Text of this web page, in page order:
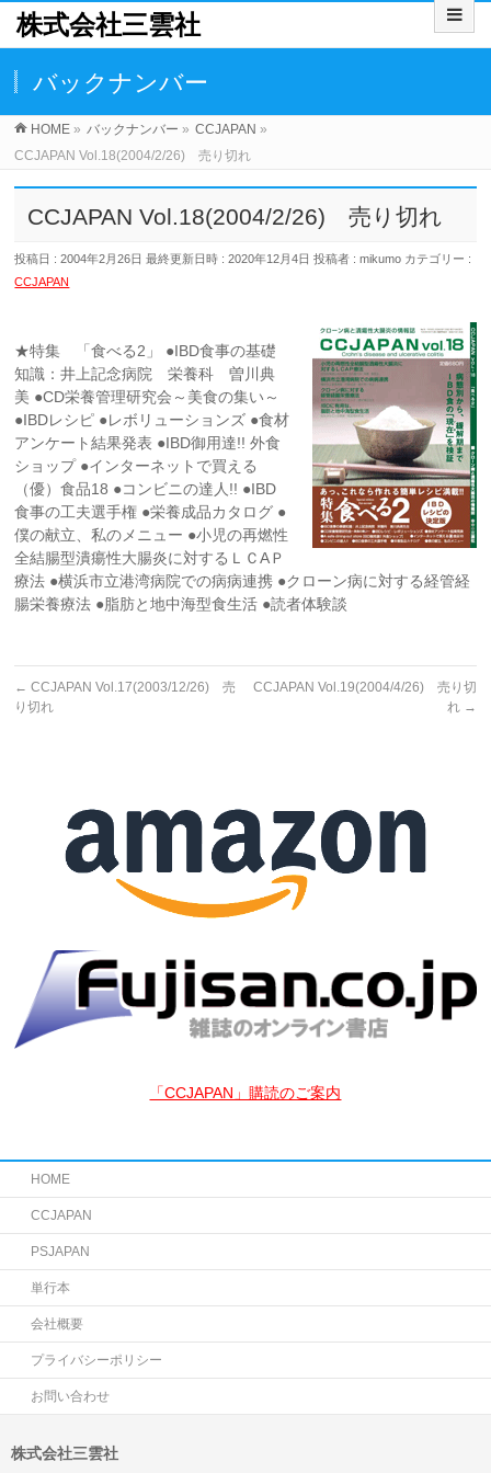
株式会社三雲社
バックナンバー
HOME » バックナンバー » CCJAPAN »
CCJAPAN Vol.18(2004/2/26) 売り切れ
CCJAPAN Vol.18(2004/2/26) 売り切れ
投稿日 : 2004年2月26日 最終更新日時 : 2020年12月4日 投稿者 :mikumo カテゴリー :
CCJAPAN
★特集 「食べる2」 ●IBD食事の基礎
知識：井上記念病院 栄養科 曽川典
美 ●CD栄養管理研究会～美食の集い～
●IBDレシピ ●レボリューションズ ●食材
アンケート結果発表 ●IBD御用達!! 外食
ショップ ●インターネットで買える
（優）食品18 ●コンビニの達人!! ●IBD
食事の工夫選手権 ●栄養成品カタログ ●
僕の献立、私のメニュー ●小児の再燃性
全結腸型潰瘍性大腸炎に対するＬＣAＰ
療法 ●横浜市立港湾病院での病病連携 ●クローン病に対する経管経
腸栄養療法 ●脂肪と地中海型食生活 ●読者体験談
← CCJAPAN Vol.17(2003/12/26) 売
り切れ
CCJAPAN Vol.19(2004/4/26) 売り切
れ →
「CCJAPAN」購読のご案内
HOME
CCJAPAN
PSJAPAN
単行本
会社概要
プライバシーポリシー
お問い合わせ
株式会社三雲社